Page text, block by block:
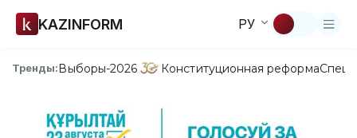
KAZINFORM РУ
Тренды:Выборы-2026 Конституционная реформа